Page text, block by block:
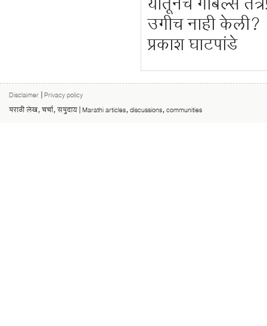
यातूनच गोबेल्स
उगीच नाही केली?
प्रकाश घाटपांडे
Disclaimer Privacy policy
मराठी लेख, चर्चा, समुदाय | Marathi articles, discussions, communities